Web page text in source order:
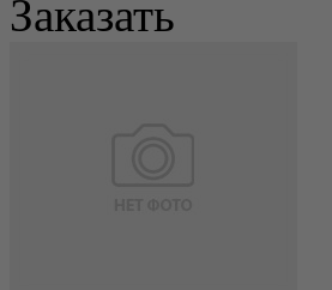
Заказать